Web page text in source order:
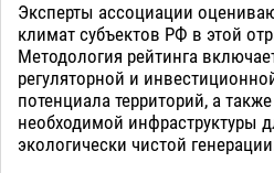
Эксперты ассоциации
климат субъектов РФ в этой
Методология рейтинга
регуляторной и
потенциала территорий, а
необходимой инфраструктуры
экологически чистой